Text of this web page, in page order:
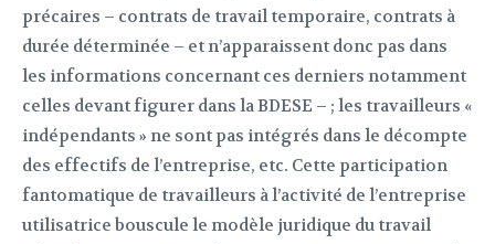
précaires – contrats de travail temporaire, contrats à
durée déterminée – et n’apparaissent donc pas dans
les informations concernant ces derniers notamment
celles devant figurer dans la BDESE – ; les travailleurs «
indépendants » ne sont pas intégrés dans le décompte
des effectifs de l’entreprise, etc. Cette participation
fantomatique de travailleurs à l’activité de l’entreprise
utilisatrice bouscule le modèle juridique du travail